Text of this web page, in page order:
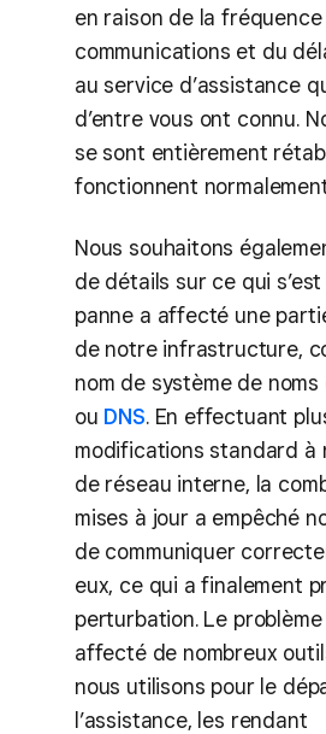
en raison de la fréquence
communications et du
au service d’assistance
d’entre vous ont connu.
se sont entièrement
fonctionnent
Nous souhaitons
de détails sur ce qui s’est
panne a affecté une
de notre infrastructure,
nom de système de noms
ou DNS. En effectuant
modifications standard à
de réseau interne, la
mises à jour a empêché
de communiquer
eux, ce qui a finalement
perturbation. Le
affecté de nombreux
nous utilisons pour le
l’assistance, les rendant